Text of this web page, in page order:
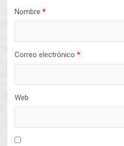
Nombre *
Correo electrónico *
Web